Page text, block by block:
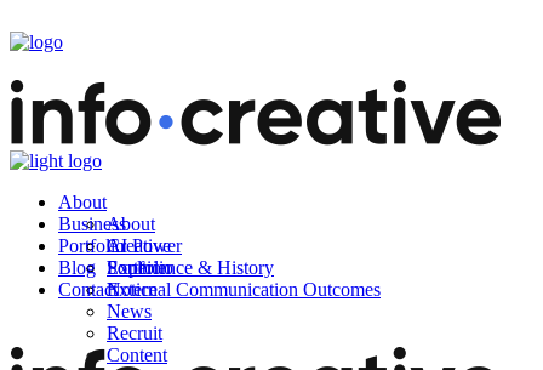
About
About
AI Power
Experience & History
Business
Creative
Soultion
Portfolio
Portfolio
External Communication Outcomes
Blog
Notice
News
Recruit
Content
Contact